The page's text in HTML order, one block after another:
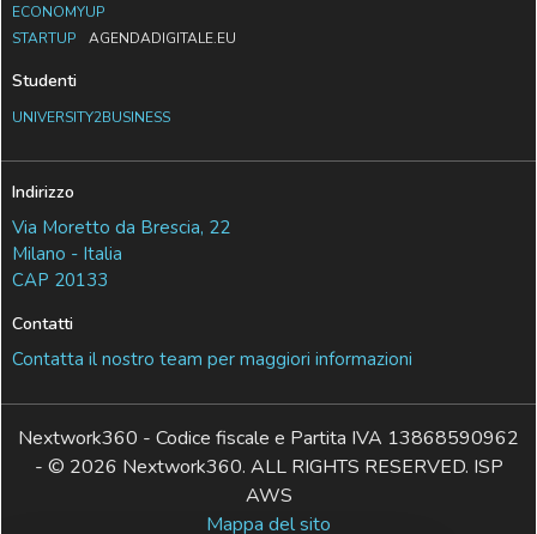
ECONOMYUP
STARTUP
AGENDADIGITALE.EU
Studenti
UNIVERSITY2BUSINESS
Indirizzo
Via Moretto da Brescia, 22
Milano - Italia
CAP 20133
Contatti
Contatta il nostro team per maggiori informazioni
Nextwork360 - Codice fiscale e Partita IVA 13868590962
- © 2026 Nextwork360. ALL RIGHTS RESERVED. ISP
AWS
Mappa del sito